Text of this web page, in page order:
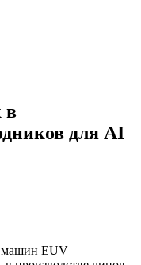
в
для AI
машин EUV